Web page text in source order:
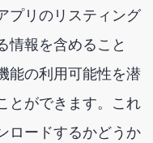
プリのリスティング
情報を含めること
能の利用可能性を潜
とができます。これ
ロードするかどうか